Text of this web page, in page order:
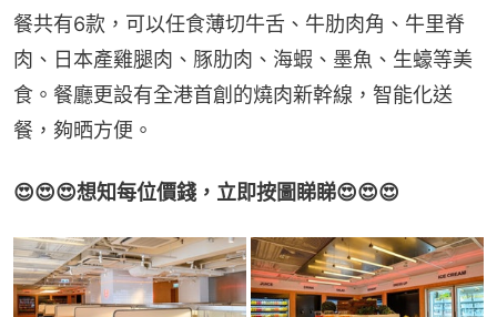
餐共有6款，可以任食薄切牛舌、牛肋肉角、牛里脊
肉、日本產雞腿肉、豚肋肉、海蝦、墨魚、生蠔等美
食。餐廳更設有全港首創的燒肉新幹線，智能化送
餐，夠晒方便。
😍😍😍想知每位價錢，立即按圖睇睇😍😍😍